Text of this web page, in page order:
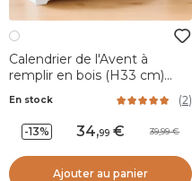
Calendrier de l'Avent à
remplir en bois (H33 cm)
En stock (2)
-13% 34,99 39,99
Ajouter au panier